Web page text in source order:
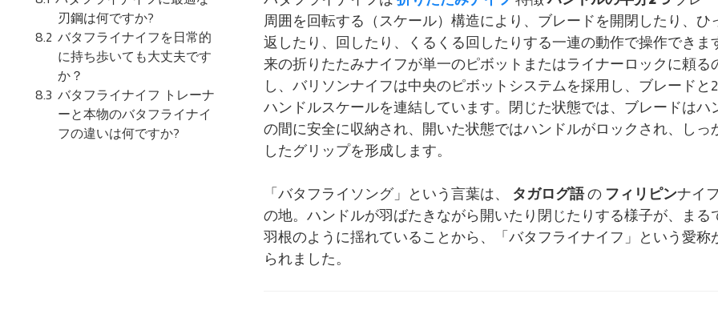
周囲を回転する（スケール）構造により、ブレードを開閉したり、ひ
返したり、回したり、くるくる回したりする一連の動作で操作できま
来の折りたたみナイフが単一のピボットまたはライナーロックに頼る
し、バリソンナイフは中央のピボットシステムを採用し、ブレードと
ハンドルスケールを連結しています。閉じた状態では、ブレードはハ
の間に安全に収納され、開いた状態ではハンドルがロックされ、しっ
したグリップを形成します。
「バタフライソング」という言葉は、 タガログ語の フィリピンナイ
の地。ハンドルが羽ばたきながら開いたり閉じたりする様子が、まる
羽根のように揺れていることから、「バタフライナイフ」という愛称
られました。
刃鋼は何ですか?
バタフライナイフを日常的
に持ち歩いても大丈夫です
か？
バタフライナイフ トレーナ
ーと本物のバタフライナイ
フの違いは何ですか?